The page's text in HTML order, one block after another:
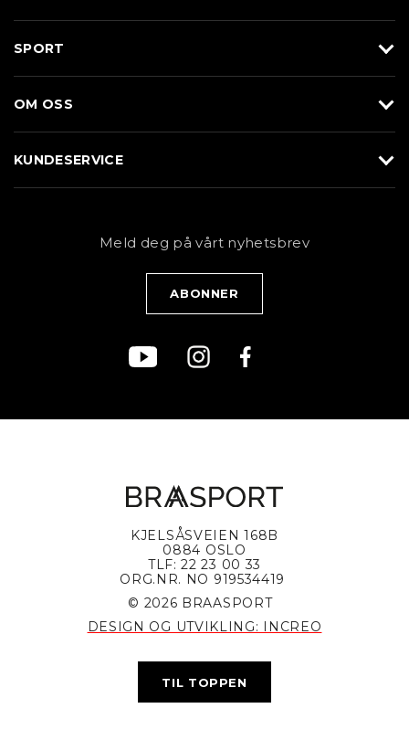
Sko
Merkevarer
SPORT
Løp
Sykkel
OM OSS
KUNDESERVICE
PersonvernerklæringMeld deg på vårt nyhetsbrev
KJELSÅSVEIEN 168B
0884 OSLO
TLF: 22 23 00 33
ORG.NR. NO 919534419
© 2026 BRAASPORT
DESIGN OG UTVIKLING: INCREO
TIL TOPPEN